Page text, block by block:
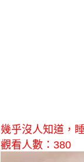
幾乎沒人知道，
觀看人數：380